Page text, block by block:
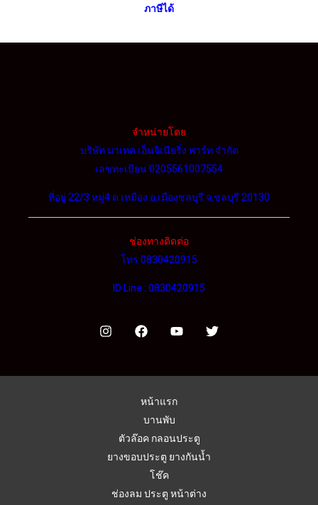
ภาษีได้
จำหน่ายโดย
บริษัท มาเทค เอ็นจิเนียริ่ง พาร์ท จำกัด
เลขทะเบียน 0205561007554
ที่อยู่ 22/3 หมู่4 ต.เหมือง อ.เมืองชลบุรี จ.ชลบุรี 20130
ช่องทางติดต่อ
โทร 0830420915
ID Line : 0830420915
หน้าแรก
บานพับ
ตัวล๊อค กลอนประตู
ยางขอบประตู ยางกันน้ำ
โช๊ค
ช่องลม ประตู หน้าต่าง